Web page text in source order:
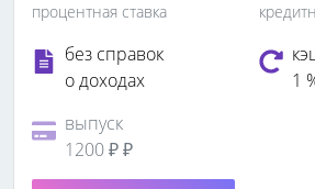
процентная ставка
без справок
о доходах
1
выпуск
1200 ₽ ₽